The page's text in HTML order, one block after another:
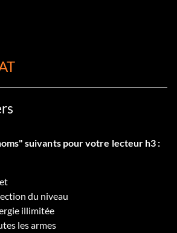
suivants pour votre lecteur h3 :
du niveau
illimitée
les armes